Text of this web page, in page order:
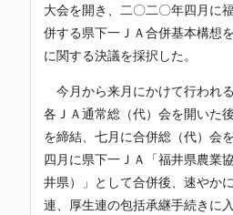
大会を開き、二〇二〇年四月に
併する県下一ＪＡ合併基本構想
に関する決議を採択した。
今月から来月にかけて行われ
各ＪＡ通常総（代）会を開いた
を締結、七月に合併総（代）会
四月に県下一ＪＡ「福井県農業
井県）」として合併後、速やか
連、厚生連の包括承継手続きに